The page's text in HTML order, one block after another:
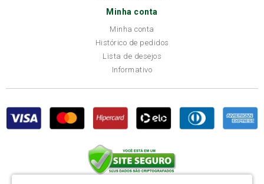
Minha conta
Minha conta
Histórico de pedidos
Lista de desejos
Informativo